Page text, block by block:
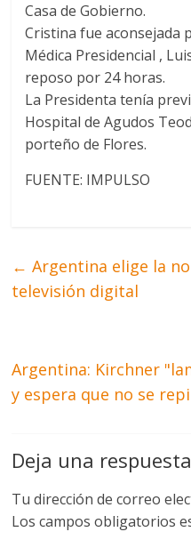
Casa de Gobierno.
Cristina fue aconsejada
Médica Presidencial ,
reposo por 24 horas.
La Presidenta tenía
Hospital de Agudos
porteño de Flores.
FUENTE: IMPULSO
← Argentina elige la
televisión digital
Argentina: Kirchner
y espera que no se
Deja una respuesta
Tu dirección de correo
Los campos obligatorios